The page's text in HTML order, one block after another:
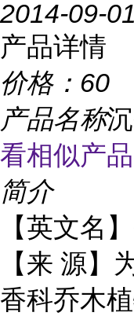
2014-09-01
产品详情
价格： 60
产品名称
看相似产
简介
【英文名】
【来 源】
香科乔木